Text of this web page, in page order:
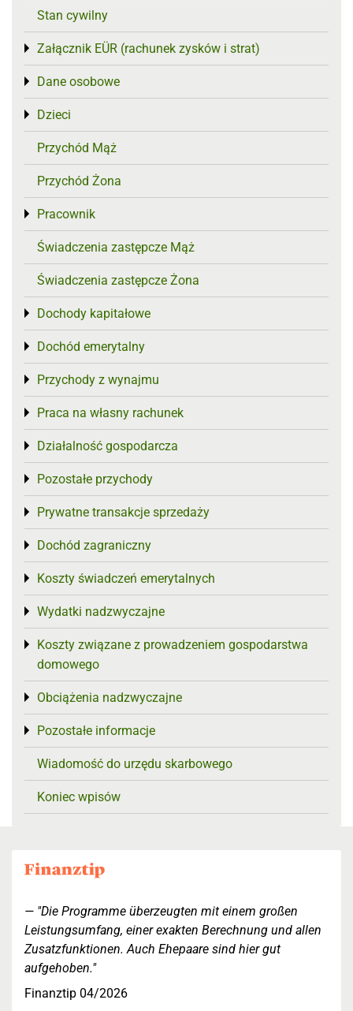
Stan cywilny
Załącznik EÜR (rachunek zysków i strat)
Toggle menu
Dane osobowe
Toggle menu
Dzieci
Toggle menu
Przychód Mąż
Przychód Żona
Pracownik
Toggle menu
Świadczenia zastępcze Mąż
Świadczenia zastępcze Żona
Dochody kapitałowe
Toggle menu
Dochód emerytalny
Toggle menu
Przychody z wynajmu
Toggle menu
Praca na własny rachunek
Toggle menu
Działalność gospodarcza
Toggle menu
Pozostałe przychody
Toggle menu
Prywatne transakcje sprzedaży
Toggle menu
Dochód zagraniczny
Toggle menu
Koszty świadczeń emerytalnych
Toggle menu
Wydatki nadzwyczajne
Toggle menu
Koszty związane z prowadzeniem gospodarstwa
domowego
Toggle menu
Obciążenia nadzwyczajne
Toggle menu
Pozostałe informacje
Toggle menu
Wiadomość do urzędu skarbowego
Koniec wpisów
"Die Programme überzeugten mit einem großen
Leistungsumfang, einer exakten Berechnung und allen
Zusatzfunktionen. Auch Ehepaare sind hier gut
aufgehoben."
Finanztip 04/2026